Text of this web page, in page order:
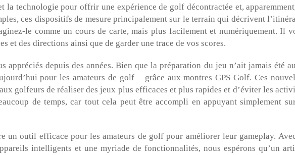
la technologie pour offrir une expérience de golf décontractée et,
ces dispositifs de mesure principalement sur le terrain qui décrivent
le comme un cours de carte, mais plus facilement et numériquement. Il
et des directions ainsi que de garder une trace de vos scores.
appréciés depuis des années. Bien que la préparation du jeu n’ait jamais été
pour les amateurs de golf – grâce aux montres GPS Golf. Ces
golfeurs de réaliser des jeux plus efficaces et plus rapides et d’éviter les
de temps, car tout cela peut être accompli en appuyant simplement
un outil efficace pour les amateurs de golf pour améliorer leur gameplay.
intelligents et une myriade de fonctionnalités, nous espérons qu’un